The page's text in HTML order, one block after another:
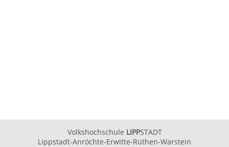
Volkshochschule LIPPSTADT
Lippstadt-Anröchte-Erwitte-Rüthen-Warstein